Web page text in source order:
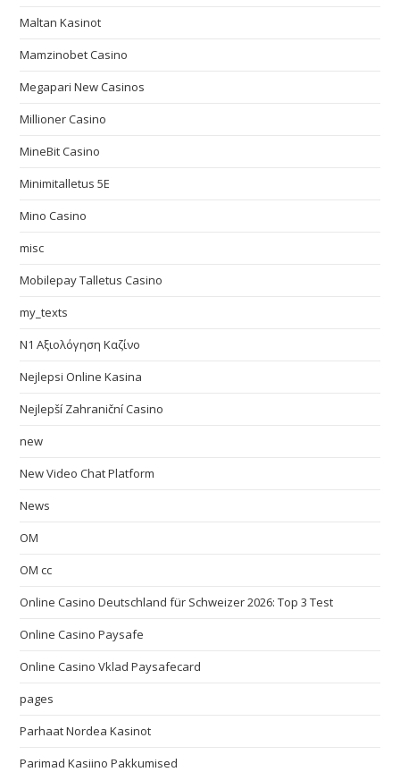
Maltan Kasinot
Mamzinobet Casino
Megapari New Casinos
Millioner Casino
MineBit Casino
Minimitalletus 5E
Mino Casino
misc
Mobilepay Talletus Casino
my_texts
N1 Αξιολόγηση Καζίνο
Nejlepsi Online Kasina
Nejlepší Zahraniční Casino
new
New Video Chat Platform
News
OM
OM cc
Online Casino Deutschland für Schweizer 2026: Top 3 Test
Online Casino Paysafe
Online Casino Vklad Paysafecard
pages
Parhaat Nordea Kasinot
Parimad Kasiino Pakkumised